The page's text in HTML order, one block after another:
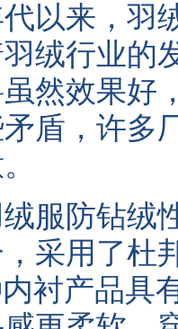
来，羽
绒行业的
然效果好
盾，许多
防钻绒性
采用了杜
内衬产品具